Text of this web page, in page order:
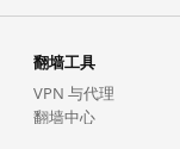
翻墙工具
VPN 与代理
翻墙中心